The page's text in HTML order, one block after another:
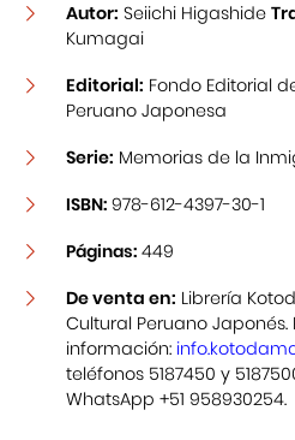
Autor: Seiichi Higashide
Kumagai
Editorial: Fondo Editorial
Peruano Japonesa
Serie: Memorias de la
ISBN:978-612-4397-30-1
Páginas:449
De venta en: Librería
Cultural Peruano Japonés.
información:
teléfonos 5187450 y
WhatsApp +51 958930254.